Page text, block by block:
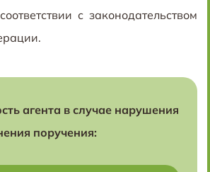
с законодательством
агента в случае нарушения
поручения: